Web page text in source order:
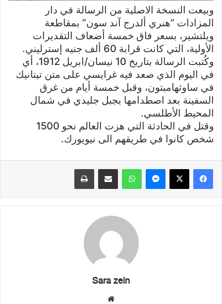
وبيعت النسخة الاصلية من الرسالة في دار
المزادات “هنري ألدرج آند سون” بمقاطعة
ويلتشير، بسعر فاق خمسة أضعاف التقديرات
الأولية، التي كانت قرابة 60 ألف جنيه إسترليني.
وكُتبت الرسالة بتاريخ 10 نيسان/ابريل 1912، أي
في اليوم الذي صعد فيه غرايسي على متن تيتانيك
في ساوثهامبتون، وقبل خمسة أيام من غرق
السفينة بعد اصطدامها بجبل جليدي في شمال
المحيط الأطلسي.
وقتل في الحادثة التي هزت العالم نحو 1500
شخص كانوا في طريقهم الى نيويورك.
فيسبوك X ماسنجر واتساب مشاركة عبر البريد طباعة
Sara zein